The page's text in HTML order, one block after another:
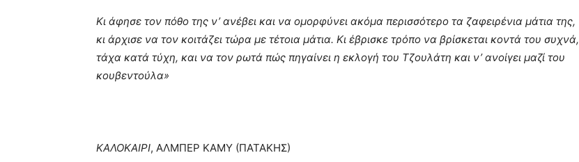
Κι άφησε τον πόθο της ν’ ανέβει και να ομορφύνει ακόμα περισσότερο τα ζαφειρένια μάτια της,
κι άρχισε να τον κοιτάζει τώρα με τέτοια μάτια. Κι έβρισκε τρόπο να βρίσκεται κοντά του συχνά,
τάχα κατά τύχη, και να τον ρωτά πώς πηγαίνει η εκλογή του Τζουλάτη και ν’ ανοίγει μαζί του
κουβεντούλα»
ΚΑΛΟΚΑΙΡΙ, ΑΛΜΠΕΡ ΚΑΜΥ (ΠΑΤΑΚΗΣ)